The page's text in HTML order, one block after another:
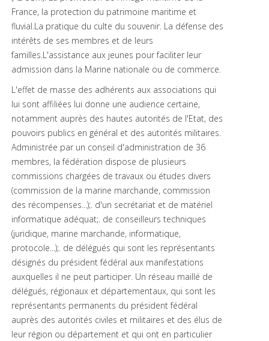
France, la protection du patrimoine maritime et
fluvial.La pratique du culte du souvenir. La défense des
intérêts de ses membres et de leurs
familles.L'assistance aux jeunes pour faciliter leur
admission dans la Marine nationale ou de commerce.
L'effet de masse des adhérents aux associations qui
lui sont affiliées lui donne une audience certaine,
notamment auprès des hautes autorités de l'Etat, des
pouvoirs publics en général et des autorités militaires.
Administrée par un conseil d'administration de 36
membres, la fédération dispose de plusieurs
commissions chargées de travaux ou études divers
(commission de la marine marchande, commission
des récompenses...);. d'un secrétariat et de matériel
informatique adéquat;. de conseilleurs techniques
(juridique, marine marchande, informatique,
protocole...);. de délégués qui sont les représentants
désignés du président fédéral aux manifestations
auxquelles il ne peut participer. Un réseau maillé de
délégués, régionaux et départementaux, qui sont les
représentants permanents du président fédéral
auprès des autorités civiles et militaires et des élus de
leur région ou département et qui ont en particulier